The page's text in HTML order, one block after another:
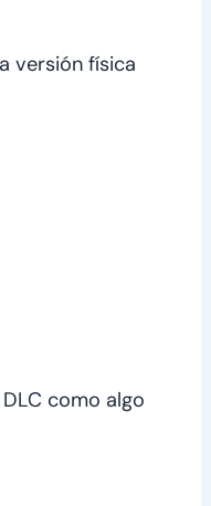
versión física
como algo